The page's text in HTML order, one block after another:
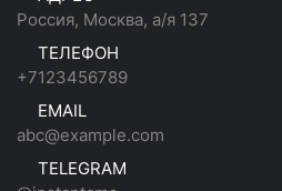
Россия, Москва, а/я 137
ТЕЛЕФОН
+7123456789
EMAIL
abc@example.com
TELEGRAM